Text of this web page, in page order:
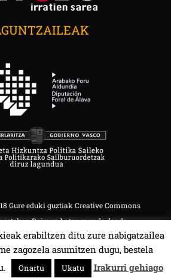
Gure eduki guztiak Creative Commons
Baimen baten mende daude.
107.4 MHz.
erabiltzen ditu zure nabigatzailea
zagozela asumitzen dugu, bestela
Onartu Ukatu Irakurri gehiago